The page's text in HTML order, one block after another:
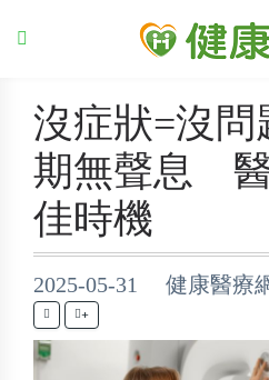
沒症狀=沒問
期無聲息
佳時機
2025-05-31 健康醫療
+